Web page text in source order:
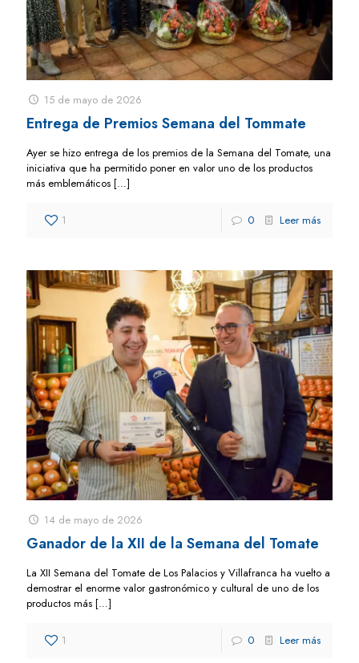
15 de mayo de 2026
Entrega de Premios Semana del Tommate
Ayer se hizo entrega de los premios de la Semana del Tomate, una
iniciativa que ha permitido poner en valor uno de los productos
más emblemáticos […]
1 0 Leer más
14 de mayo de 2026
Ganador de la XII de la Semana del Tomate
La XII Semana del Tomate de Los Palacios y Villafranca ha vuelto a
demostrar el enorme valor gastronómico y cultural de uno de los
productos más […]
1 0 Leer más